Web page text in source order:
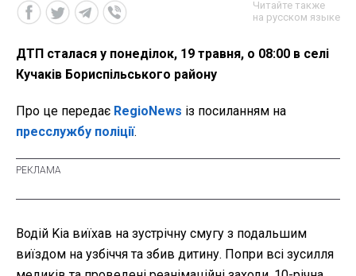
Читайте также
на русском языке
ДТП сталася у понеділок, 19 травня, о 08:00 в селі
Кучаків Бориспільського району
Про це передає RegioNews із посиланням на
пресслужбу поліції.
Водій Kia виїхав на зустрічну смугу з подальшим
виїздом на узбіччя та збив дитину. Попри всі зусилля